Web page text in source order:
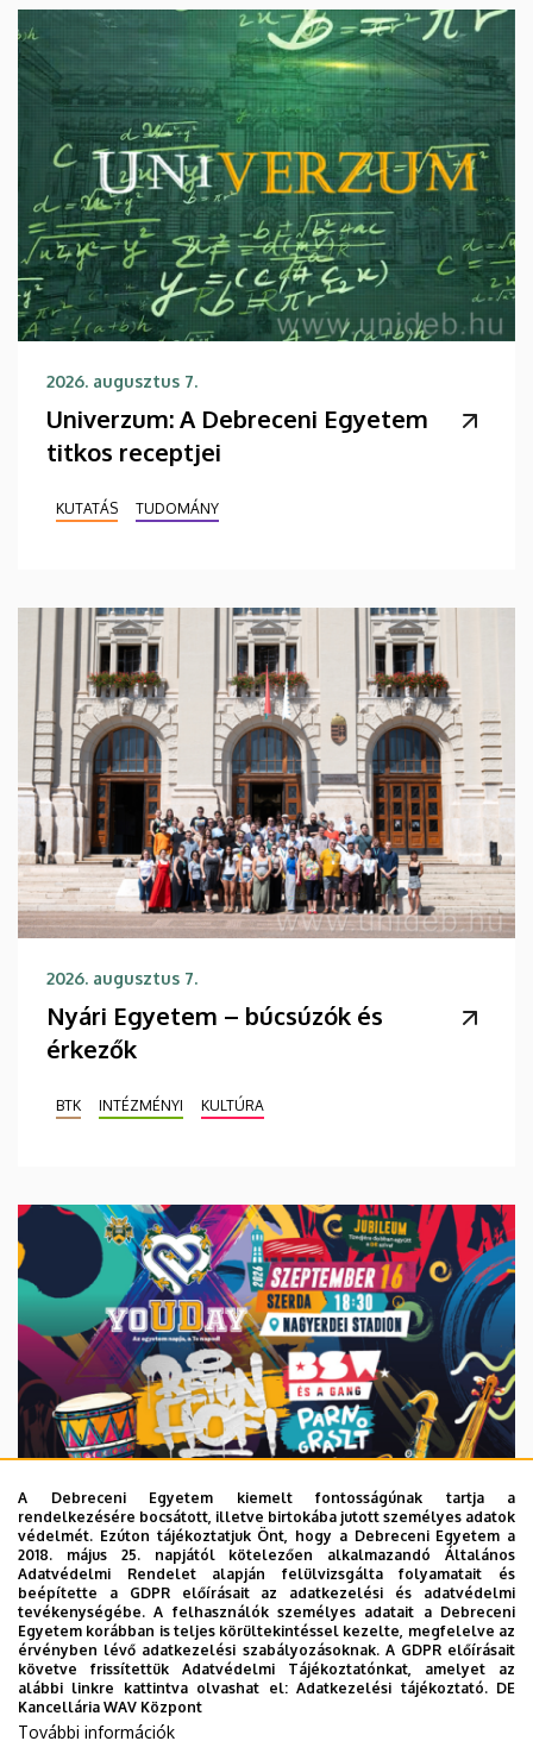
2026. augusztus 7.
Univerzum: A Debreceni Egyetem
titkos receptjei
KUTATÁS TUDOMÁNY
2026. augusztus 7.
Nyári Egyetem – búcsúzók és
érkezők
BTK INTÉZMÉNYI KULTÚRA
2026. augusztus 6.
Közeleg a 10. yoUDay, hazai sztárok
a láthatáron
HALLGATÓK INTÉZMÉNYI
A Debreceni Egyetem kiemelt fontosságúnak tartja a
rendelkezésére bocsátott, illetve birtokába jutott személyes adatok
védelmét. Ezúton tájékoztatjuk Önt, hogy a Debreceni Egyetem a
2018. május 25. napjától kötelezően alkalmazandó Általános
Adatvédelmi Rendelet alapján felülvizsgálta folyamatait és
beépítette a GDPR előírásait az adatkezelési és adatvédelmi
tevékenységébe. A felhasználók személyes adatait a Debreceni
Egyetem korábban is teljes körültekintéssel kezelte, megfelelve az
érvényben lévő adatkezelési szabályozásoknak. A GDPR előírásait
követve frissítettük Adatvédelmi Tájékoztatónkat, amelyet az
alábbi linkre kattintva olvashat el:Adatkezelési tájékoztató. DE
Kancellária WAV Központ
További információk